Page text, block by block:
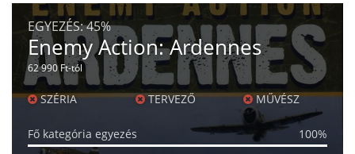
EGYEZÉS:45%
Enemy Action: Ardennes
62 990 Ft-tól
SZÉRIA TERVEZŐ MŰVÉSZ
Fő kategória egyezés 100%